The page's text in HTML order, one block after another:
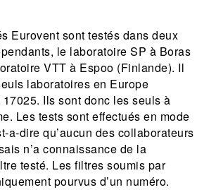
Eurovent sont testés dans deux
le laboratoire SP à Boras
VTT à Espoo (Finlande). Il
laboratoires en Europe
Ils sont donc les seuls à
Les tests sont effectués en mode
a-dire qu’aucun des collaborateurs
n’a connaissance de la
testé. Les filtres soumis par
pourvus d’un numéro.